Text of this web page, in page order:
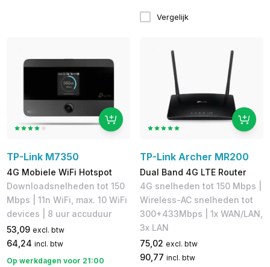
Vergelijk
TP-Link M7350
4G Mobiele WiFi Hotspot
Downloadsnelheden tot 150
Mbps | 11n WiFi, max. 10 WiFi
devices | 8 uur accuduur
53,09 excl. btw
64,24 incl. btw
Op werkdagen voor 21:00
TP-Link Archer MR200
Dual Band 4G LTE Router
4G snelheden tot 150 Mbps​ |
Wireless-AC snelheden tot
300+433Mbps | 1x WAN/LAN,
3x LAN
75,02 excl. btw
90,77 incl. btw